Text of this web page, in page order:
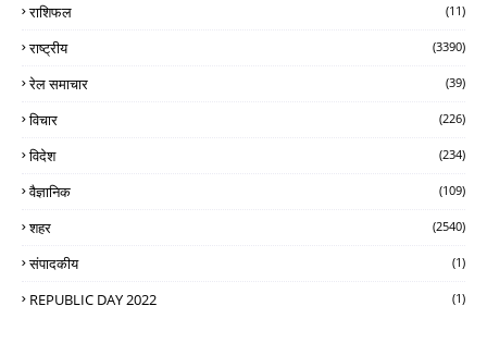
राशिफल (11)
राष्ट्रीय (3390)
रेल समाचार (39)
विचार (226)
विदेश (234)
वैज्ञानिक (109)
शहर (2540)
संपादकीय (1)
REPUBLIC DAY 2022 (1)